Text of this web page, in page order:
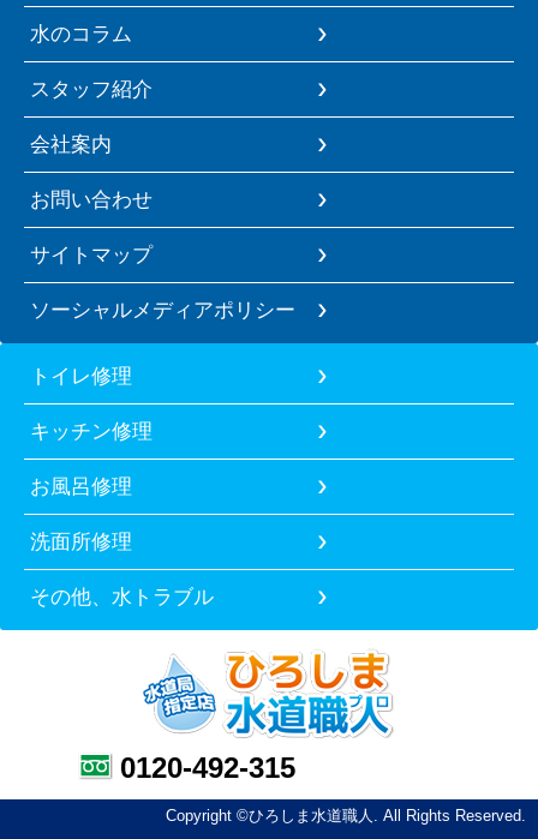
水のコラム
スタッフ紹介
会社案内
お問い合わせ
サイトマップ
ソーシャルメディアポリシー
トイレ修理
キッチン修理
お風呂修理
洗面所修理
その他、水トラブル
0120-492-315
Copyright ©ひろしま水道職人. All Rights Reserved.